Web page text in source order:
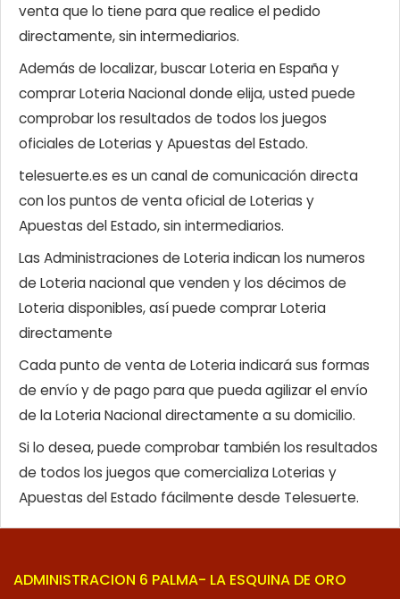
venta que lo tiene para que realice el pedido
directamente, sin intermediarios.
Además de localizar, buscar Loteria en España y
comprar Loteria Nacional donde elija, usted puede
comprobar los resultados de todos los juegos
oficiales de Loterias y Apuestas del Estado.
telesuerte.es es un canal de comunicación directa
con los puntos de venta oficial de Loterias y
Apuestas del Estado, sin intermediarios.
Las Administraciones de Loteria indican los numeros
de Loteria nacional que venden y los décimos de
Loteria disponibles, así puede comprar Loteria
directamente
Cada punto de venta de Loteria indicará sus formas
de envío y de pago para que pueda agilizar el envío
de la Loteria Nacional directamente a su domicilio.
Si lo desea, puede comprobar también los resultados
de todos los juegos que comercializa Loterias y
Apuestas del Estado fácilmente desde Telesuerte.
ADMINISTRACION 6 PALMA- LA ESQUINA DE ORO